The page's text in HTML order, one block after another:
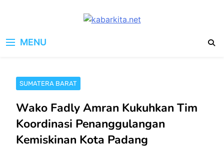
MENU
SUMATERA BARAT
Wako Fadly Amran Kukuhkan Tim
Koordinasi Penanggulangan
Kemiskinan Kota Padang